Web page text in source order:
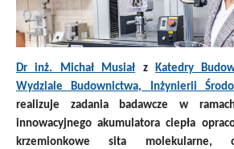
Dr inż. Michał Musiał z Katedry
Wydziale Budownictwa, Inżynierii
realizuje zadania badawcze w
innowacyjnego akumulatora ciepła
krzemionkowe sita molekularne,